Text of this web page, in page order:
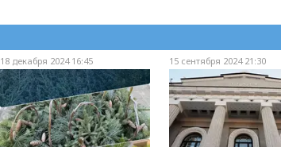
18 декабря 2024 16:45 15 сентября 2024 21:30